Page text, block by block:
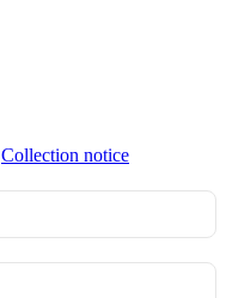
Collection notice